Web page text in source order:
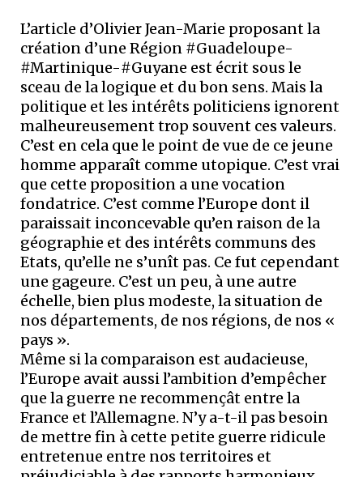
L’article d’Olivier Jean-Marie proposant la
création d’une Région #Guadeloupe-
#Martinique-#Guyane est écrit sous le
sceau de la logique et du bon sens. Mais la
politique et les intérêts politiciens ignorent
malheureusement trop souvent ces valeurs.
C’est en cela que le point de vue de ce jeune
homme apparaît comme utopique. C’est vrai
que cette proposition a une vocation
fondatrice. C’est comme l’Europe dont il
paraissait inconcevable qu’en raison de la
géographie et des intérêts communs des
Etats, qu’elle ne s’unît pas. Ce fut cependant
une gageure. C’est un peu, à une autre
échelle, bien plus modeste, la situation de
nos départements, de nos régions, de nos «
pays ».
Même si la comparaison est audacieuse,
l’Europe avait aussi l’ambition d’empêcher
que la guerre ne recommençât entre la
France et l’Allemagne. N’y a-t-il pas besoin
de mettre fin à cette petite guerre ridicule
entretenue entre nos territoires et